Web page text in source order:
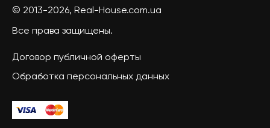
© 2013-2026, Real-House.com.ua
Все права защищены.
Договор публичной оферты
Обработка персональных данных